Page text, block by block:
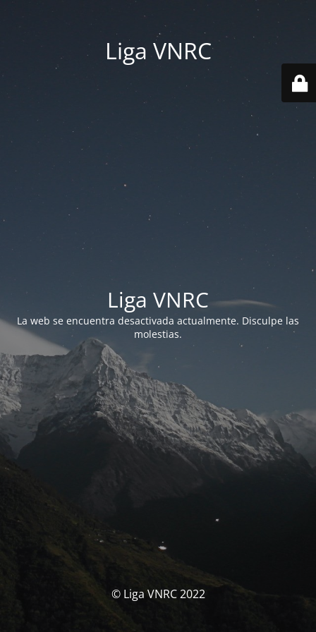
Liga VNRC
Liga VNRC
La web se encuentra desactivada actualmente. Disculpe las
molestias.
© Liga VNRC 2022